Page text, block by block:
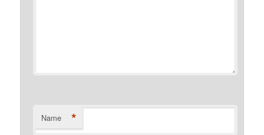
Name *